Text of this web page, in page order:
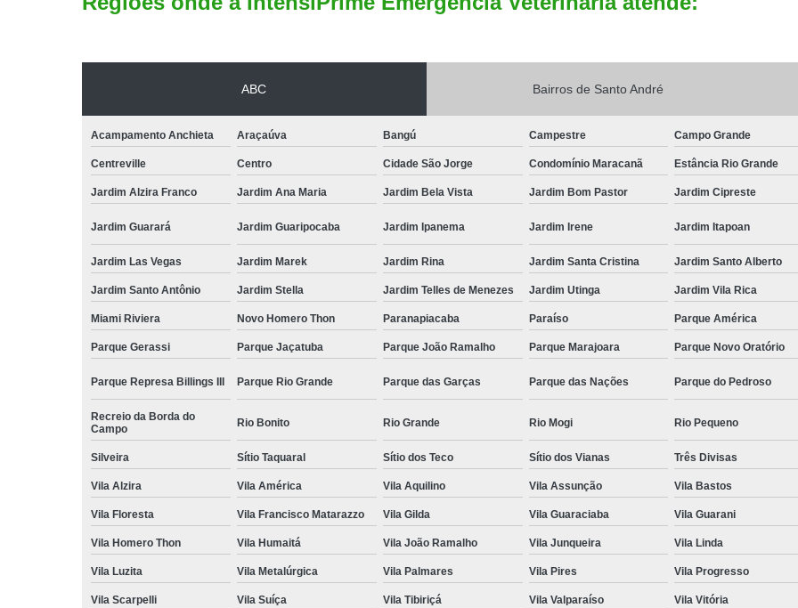
ABC Bairros de Santo André
Acampamento Anchieta Araçaúva Bangú Campestre Campo Grande
Centreville Centro Cidade São Jorge Condomínio Maracanã Estância Rio Grande
Jardim Alzira Franco Jardim Ana Maria Jardim Bela Vista Jardim Bom Pastor Jardim Cipreste
Jardim Guarará Jardim Guaripocaba Jardim Ipanema Jardim Irene Jardim Itapoan
Jardim Las Vegas Jardim Marek Jardim Rina Jardim Santa Cristina Jardim Santo Alberto
Jardim Santo Antônio Jardim Stella Jardim Telles de Menezes Jardim Utinga Jardim Vila Rica
Miami Riviera Novo Homero Thon Paranapiacaba Paraíso Parque América
Parque Gerassi Parque Jaçatuba Parque João Ramalho Parque Marajoara Parque Novo Oratório
Parque Represa Billings III Parque Rio Grande Parque das Garças Parque das Nações Parque do Pedroso
Recreio da Borda do
Campo
Rio Bonito Rio Grande Rio Mogi Rio Pequeno
Silveira Sítio Taquaral Sítio dos Teco Sítio dos Vianas Três Divisas
Vila Alzira Vila América Vila Aquilino Vila Assunção Vila Bastos
Vila Floresta Vila Francisco Matarazzo Vila Gilda Vila Guaraciaba Vila Guarani
Vila Homero Thon Vila Humaitá Vila João Ramalho Vila Junqueira Vila Linda
Vila Luzita Vila Metalúrgica Vila Palmares Vila Pires Vila Progresso
Vila Scarpelli Vila Suíça Vila Tibiriçá Vila Valparaíso Vila Vitória